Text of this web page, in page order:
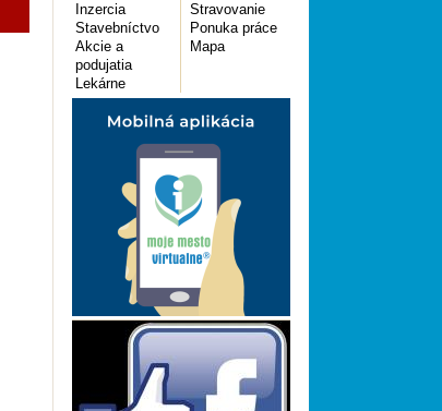
Inzercia
Stavebníctvo
Akcie a
podujatia
Lekárne
Stravovanie
Ponuka práce
Mapa